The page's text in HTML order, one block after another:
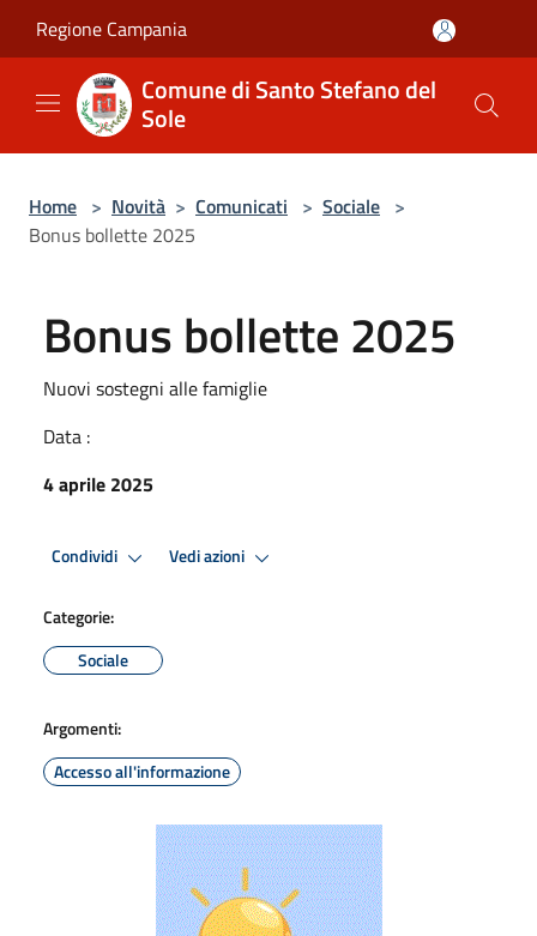
Regione Campania
Comune di Santo Stefano del
Sole
Home > Novità > Comunicati > Sociale >
Bonus bollette 2025
Bonus bollette 2025
Nuovi sostegni alle famiglie
Data :
4 aprile 2025
Condividi Vedi azioni
Categorie:
Sociale
Argomenti:
Accesso all'informazione